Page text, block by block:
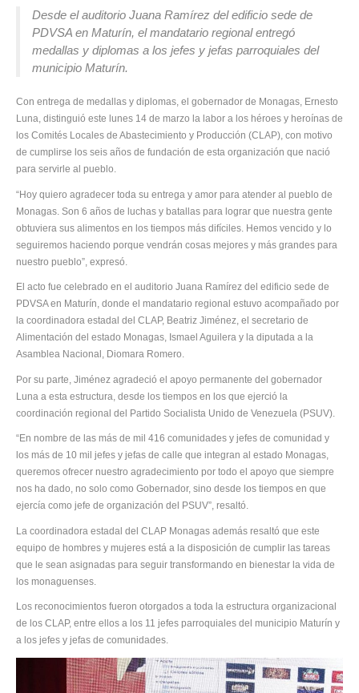
Desde el auditorio Juana Ramírez del edificio sede de
PDVSA en Maturín, el mandatario regional entregó
medallas y diplomas a los jefes y jefas parroquiales del
municipio Maturín.
Con entrega de medallas y diplomas, el gobernador de Monagas, Ernesto
Luna, distinguió este lunes 14 de marzo la labor a los héroes y heroínas de
los Comités Locales de Abastecimiento y Producción (CLAP), con motivo
de cumplirse los seis años de fundación de esta organización que nació
para servirle al pueblo.
“Hoy quiero agradecer toda su entrega y amor para atender al pueblo de
Monagas. Son 6 años de luchas y batallas para lograr que nuestra gente
obtuviera sus alimentos en los tiempos más difíciles. Hemos vencido y lo
seguiremos haciendo porque vendrán cosas mejores y más grandes para
nuestro pueblo”, expresó.
El acto fue celebrado en el auditorio Juana Ramírez del edificio sede de
PDVSA en Maturín, donde el mandatario regional estuvo acompañado por
la coordinadora estadal del CLAP, Beatriz Jiménez, el secretario de
Alimentación del estado Monagas, Ismael Aguilera y la diputada a la
Asamblea Nacional, Diomara Romero.
Por su parte, Jiménez agradeció el apoyo permanente del gobernador
Luna a esta estructura, desde los tiempos en los que ejerció la
coordinación regional del Partido Socialista Unido de Venezuela (PSUV).
“En nombre de las más de mil 416 comunidades y jefes de comunidad y
los más de 10 mil jefes y jefas de calle que integran al estado Monagas,
queremos ofrecer nuestro agradecimiento por todo el apoyo que siempre
nos ha dado, no solo como Gobernador, sino desde los tiempos en que
ejercía como jefe de organización del PSUV”, resaltó.
La coordinadora estadal del CLAP Monagas además resaltó que este
equipo de hombres y mujeres está a la disposición de cumplir las tareas
que le sean asignadas para seguir transformando en bienestar la vida de
los monaguenses.
Los reconocimientos fueron otorgados a toda la estructura organizacional
de los CLAP, entre ellos a los 11 jefes parroquiales del municipio Maturín y
a los jefes y jefas de comunidades.